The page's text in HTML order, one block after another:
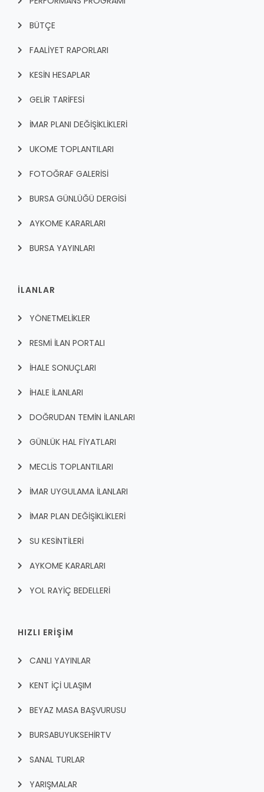
YÖNETMELIKLER / YÖNERGELER
ŞİKAYET TAKİBİ (KURUMLAR)
MÜHENDİS, MİMAR VE SÜRVEYAN KAYITLARI (İLÇE
MÜHENDİS, MİMAR VE SÜRVEYAN KAYITLARI
VEFAT KAYDI GİRİŞİ (İLÇE BELEDİYELER)
YER SEÇİM BELGESİ, MOBİL VE SAHA DOLABI BAŞVURULARI
BÜTÇE
FAALİYET RAPORLARI
KESİN HESAPLAR
GELİR TARİFESİ
İMAR PLANI DEĞİŞİKLİKLERİ
UKOME TOPLANTILARI
FOTOĞRAF GALERİSİ
BURSA GÜNLÜĞÜ DERGİSİ
AYKOME KARARLARI
BURSA YAYINLARI
İLANLAR
YÖNETMELİKLER
RESMİ İLAN PORTALI
İHALE SONUÇLARI
İHALE İLANLARI
DOĞRUDAN TEMİN İLANLARI
GÜNLÜK HAL FİYATLARI
MECLİS TOPLANTILARI
İMAR UYGULAMA İLANLARI
İMAR PLAN DEĞİŞİKLİKLERİ
SU KESİNTİLERİ
AYKOME KARARLARI
YOL RAYİÇ BEDELLERİ
HIZLI ERİŞİM
CANLI YAYINLAR
KENT İÇI ULAŞIM
BEYAZ MASA BAŞVURUSU
BURSABUYUKSEHIRTV
SANAL TURLAR
YARIŞMALAR